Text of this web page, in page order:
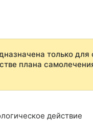
только
плана
действие